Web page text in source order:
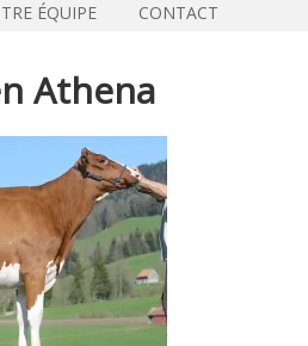
ÉQUIPE
CONTACT
Athena